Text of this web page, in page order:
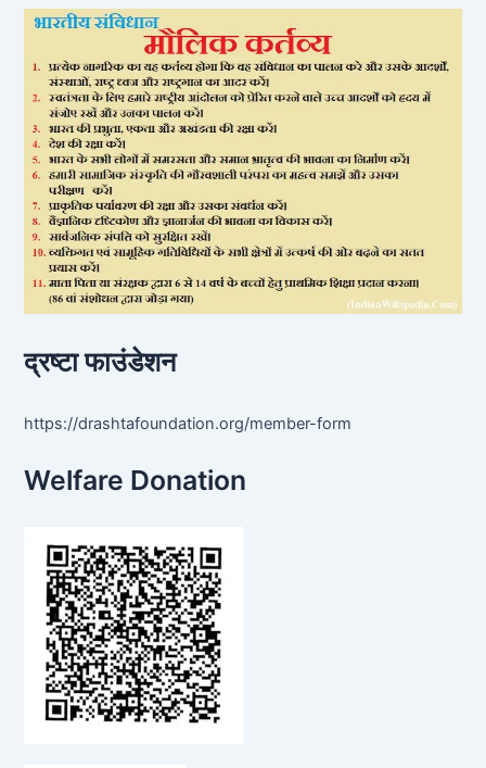
द्रष्टा फाउंडेशन
https://drashtafoundation.org/member-form
Welfare Donation